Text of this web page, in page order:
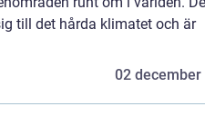
till det hårda klimatet och är
02 december